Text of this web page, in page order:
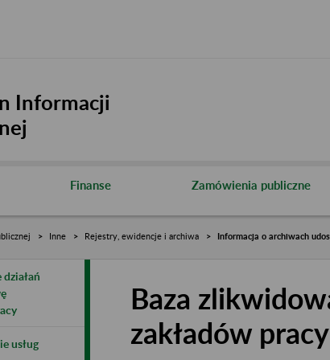
Informacji
Finanse Zamówienia publiczne
Inne Rejestry, ewidencje i archiwa Informacja o archiwach
usług
Baza
zakładów pracy